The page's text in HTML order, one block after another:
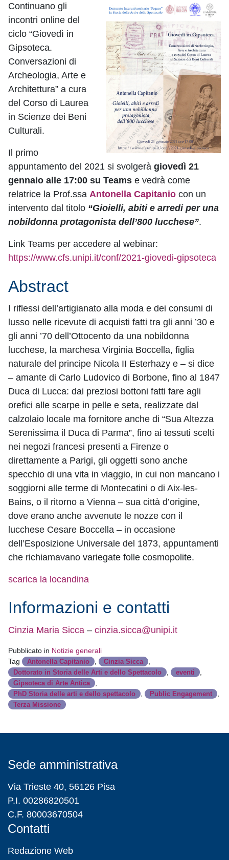
Continuano gli
incontri online del
ciclo “Giovedì in
Gipsoteca.
Conversazioni di
Archeologia, Arte e
Architettura” a cura
del Corso di Laurea
in Scienze dei Beni
Culturali.
Il primo
appuntamento del 2021 si svolgerà giovedì 21
gennaio alle 17:00 su Teams e vedrà come
relatrice la Prof.ssa Antonella Capitanio con un
intervento dal titolo “Gioielli, abiti e arredi per una
nobildonna protagonista dell’800 lucchese”.
Link Teams per accedere al webinar:
https://www.cfs.unipi.it/conf/2021-giovedi-gipsoteca
Abstract
I riflessi dell’artigianato alla moda e dei consumi di
lusso nelle ricevute di acquisti fatti tra gli anni ’30 e
gli anni ’70 dell’Ottocento da una nobildonna
lucchese, la marchesa Virginia Boccella, figlia
naturale del principe Nicola II Esterhazy e – si dice
– amante di Carlo Ludovico di Borbone, fino al 1847
Duca di Lucca: dai preziosi bottoni fatti fare agli
orefici alle scarpe in pelle e seta, realizzate dal
calzolaio locale ma fornitore anche di “Sua Altezza
Serenissima il Duca di Parma”, fino ai tessuti scelti
nei negozi francesi presenti a Firenze o
direttamente a Parigi, gli oggetti sono anche
specchio di una vita in viaggio, in cui non mancano i
soggiorni alle terme di Montecatini o di Aix-les-
Bains, o il ritorno a Vienna – sua città d’origine,
dove erano anche avvenute le nozze con il
lucchese Cesare Boccella – in occasione
dell’Esposizione Universale del 1873, appuntamenti
che richiamavano variegate folle cosmopolite.
scarica la locandina
Informazioni e contatti
Cinzia Maria Sicca – cinzia.sicca@unipi.it
Pubblicato in Notizie generali
Tag
Antonella Capitanio Cinzia Sicca
Dottorato in Storia delle Arti e dello Spettacolo eventi
Gipsoteca di Arte Antica
PhD Storia delle arti e dello spettacolo Public Engagement
Terza Missione
Sede amministrativa
Via Trieste 40, 56126 Pisa
P.I. 00286820501
C.F. 80003670504
Contatti
Redazione Web